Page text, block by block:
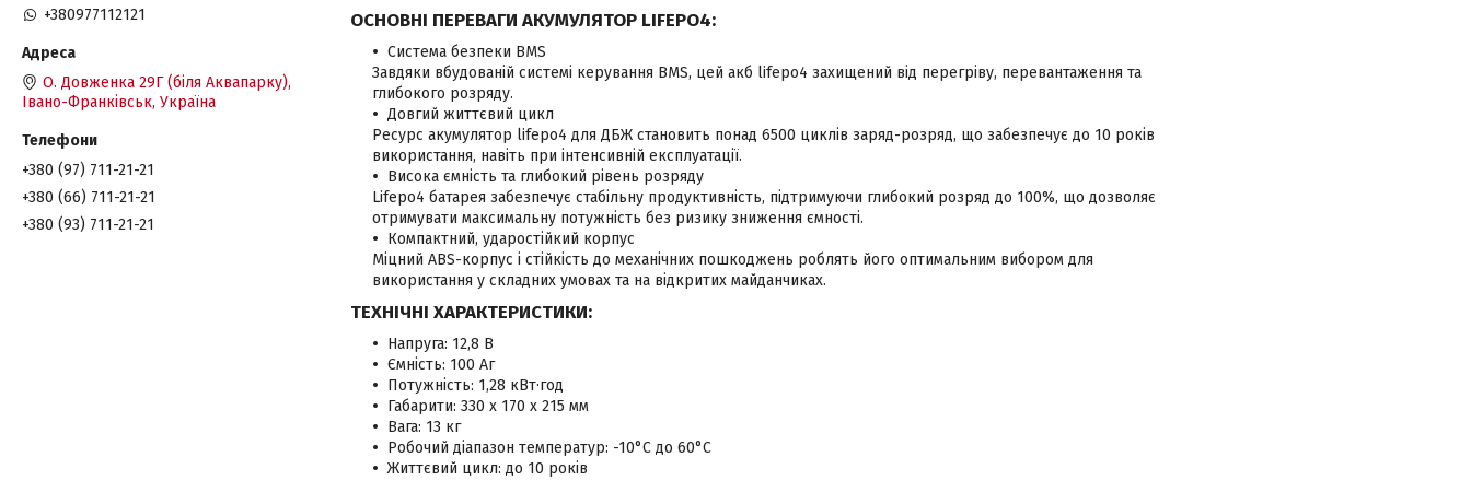
ОСНОВНІ ПЕРЕВАГИ АКУМУЛЯТОР LIFEPO4:
Система безпеки BMS
Завдяки вбудованій системі керування BMS, цей акб lifepo4 захищений від перегріву, перевантаження та
глибокого розряду.
Довгий життєвий цикл
Ресурс акумулятор lifepo4 для ДБЖ становить понад 6500 циклів заряд-розряд, що забезпечує до 10 років
використання, навіть при інтенсивній експлуатації.
Висока ємність та глибокий рівень розряду
Lifepo4 батарея забезпечує стабільну продуктивність, підтримуючи глибокий розряд до 100%, що дозволяє
отримувати максимальну потужність без ризику зниження ємності.
Компактний, ударостійкий корпус
Міцний ABS-корпус і стійкість до механічних пошкоджень роблять його оптимальним вибором для
використання у складних умовах та на відкритих майданчиках.
ТЕХНІЧНІ ХАРАКТЕРИСТИКИ:
Напруга: 12,8 В
Ємність: 100 Аг
Потужність: 1,28 кВт·год
Габарити: 330 x 170 x 215 мм
Вага: 13 кг
Робочий діапазон температур: -10°C до 60°C
Життєвий цикл: до 10 років
+380977112121
О. Довженка 29Г (біля Аквапарку),
Івано-Франківськ, Україна
+380 (97) 711-21-21
+380 (66) 711-21-21
+380 (93) 711-21-21